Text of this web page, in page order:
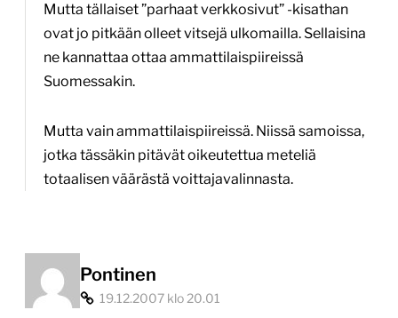
Mutta tällaiset ”parhaat verkkosivut” -kisathan
ovat jo pitkään olleet vitsejä ulkomailla. Sellaisina
ne kannattaa ottaa ammattilaispiireissä
Suomessakin.
Mutta vain ammattilaispiireissä. Niissä samoissa,
jotka tässäkin pitävät oikeutettua meteliä
totaalisen väärästä voittajavalinnasta.
Pontinen
19.12.2007 klo 20.01